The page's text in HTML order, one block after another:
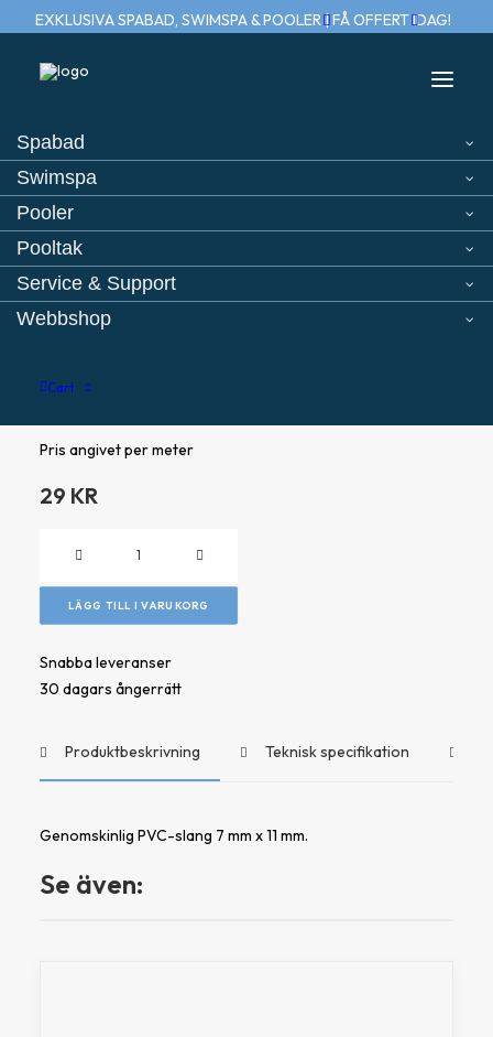
EXKLUSIVA SPABAD, SWIMSPA & POOLER | FÅ OFFERT IDAG!
Spabad
Swimspa
Pooler
Pooltak
Service & Support
Webbshop
Cart
Home
mm OD
Pris angivet per meter
29 KR
7
mm
x
11
OD
mängd
LÄGG TILL I VARUKORG
Snabba leveranser
30 dagars ångerrätt
Produktbeskrivning Teknisk specifikation
Genomskinlig PVC-slang 7 mm x 11 mm.
Se även: